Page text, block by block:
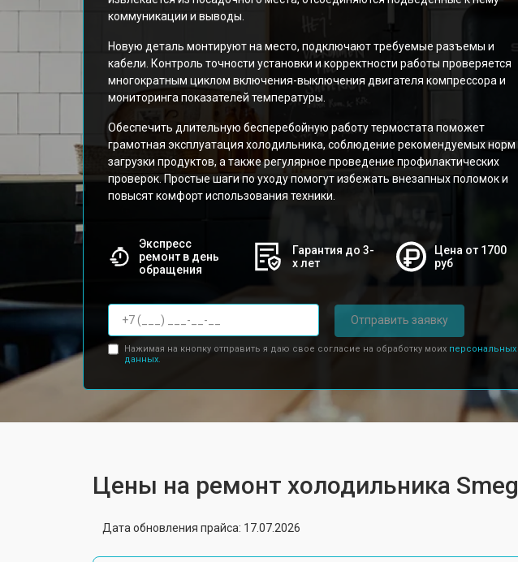
коммуникации и выводы.
Новую деталь монтируют на место, подключают требуемые разъемы и
кабели. Контроль точности установки и корректности работы проверяется
многократным циклом включения-выключения двигателя компрессора и
мониторинга показателей температуры.
Обеспечить длительную бесперебойную работу термостата поможет
грамотная эксплуатация холодильника, соблюдение рекомендуемых норм
загрузки продуктов, а также регулярное проведение профилактических
проверок. Простые шаги по уходу помогут избежать внезапных поломок и
повысят комфорт использования техники.
Экспресс
ремонт в день
обращения
Гарантия до 3-
х лет
Цена от 1700
руб
Отправить заявку
Нажимая на кнопку отправить я даю свое согласие на обработку моих персональных
данных.
Цены на ремонт холодильника Smeg
Дата обновления прайса: 17.07.2026